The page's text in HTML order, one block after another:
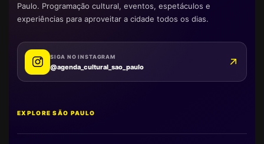
Paulo. Programação cultural, eventos, espetáculos e
experiências para aproveitar a cidade todos os dias.
SIGA NO INSTAGRAM
@agenda_cultural_sao_paulo
EXPLORE SÃO PAULO